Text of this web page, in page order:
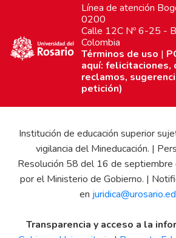
Línea de atención
0200
Calle 12C Nº 6-25 -
Colombia
Términos de uso |
aquí: felicitaciones,
reclamos,
petición)
Institución de educación superior
vigilancia del Mineducación. |
Resolución 58 del 16 de
por el Ministerio de Gobierno. |
en
Transparencia y acceso a la